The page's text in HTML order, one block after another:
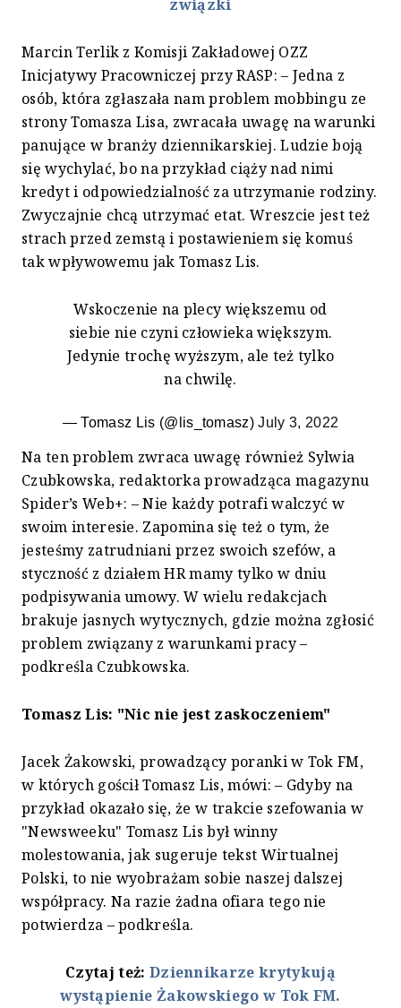
związki
Marcin Terlik z Komisji Zakładowej OZZ
Inicjatywy Pracowniczej przy RASP: – Jedna z
osób, która zgłaszała nam problem mobbingu ze
strony Tomasza Lisa, zwracała uwagę na warunki
panujące w branży dziennikarskiej. Ludzie boją
się wychylać, bo na przykład ciąży nad nimi
kredyt i odpowiedzialność za utrzymanie rodziny.
Zwyczajnie chcą utrzymać etat. Wreszcie jest też
strach przed zemstą i postawieniem się komuś
tak wpływowemu jak Tomasz Lis.
Wskoczenie na plecy większemu od
siebie nie czyni człowieka większym.
Jedynie trochę wyższym, ale też tylko
na chwilę.
— Tomasz Lis (@lis_tomasz)July 3, 2022
Na ten problem zwraca uwagę również Sylwia
Czubkowska, redaktorka prowadząca magazynu
Spider’s Web+: – Nie każdy potrafi walczyć w
swoim interesie. Zapomina się też o tym, że
jesteśmy zatrudniani przez swoich szefów, a
styczność z działem HR mamy tylko w dniu
podpisywania umowy. W wielu redakcjach
brakuje jasnych wytycznych, gdzie można zgłosić
problem związany z warunkami pracy –
podkreśla Czubkowska.
Tomasz Lis: "Nic nie jest zaskoczeniem"
Jacek Żakowski, prowadzący poranki w Tok FM,
w których gościł Tomasz Lis, mówi: – Gdyby na
przykład okazało się, że w trakcie szefowania w
"Newsweeku" Tomasz Lis był winny
molestowania, jak sugeruje tekst Wirtualnej
Polski, to nie wyobrażam sobie naszej dalszej
współpracy. Na razie żadna ofiara tego nie
potwierdza – podkreśla.
Czytaj też: Dziennikarze krytykują
wystąpienie Żakowskiego w Tok FM.